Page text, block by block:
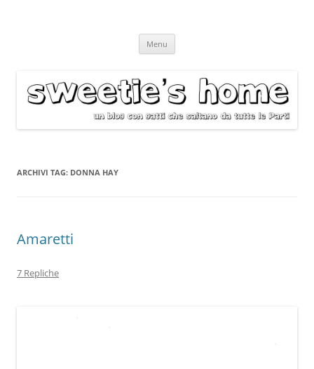
Menu
ARCHIVI TAG: DONNA HAY
Amaretti
7 Repliche